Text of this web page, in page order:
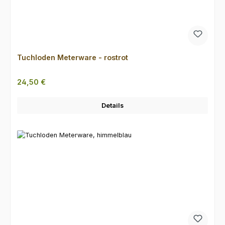
Tuchloden Meterware - rostrot
Regulärer Preis:
24,50 €
Details